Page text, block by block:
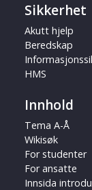
Sikkerhet
Akutt hjelp
Beredskap
HMS
Innhold
Tema A-Å
Wikisøk
For studenter
For ansatte
Innsida